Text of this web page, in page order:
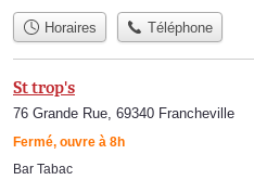
Horaires Téléphone
St trop's
76 Grande Rue, 69340 Francheville
Fermé, ouvre à 8h
Bar Tabac